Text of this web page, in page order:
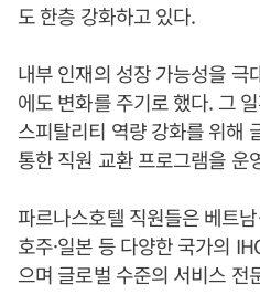
도 한층 강화하고 있다.
내부 인재의 성장 가능성을 극
에도 변화를 주기로 했다. 그
스피탈리티 역량 강화를 위해
통한 직원 교환 프로그램을 운
파르나스호텔 직원들은 베트남
호주·일본 등 다양한 국가의
으며 글로벌 수준의 서비스 전